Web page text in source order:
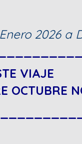
2026 a
VIAJE
OCTUBRE